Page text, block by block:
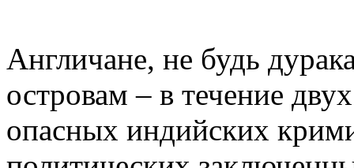
Англичане, не будь
островам – в течение
опасных индийских